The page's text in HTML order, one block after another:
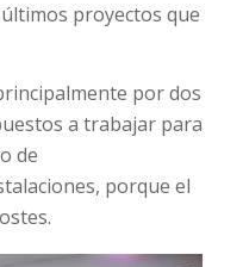
proyectos que
por dos
a trabajar para
de
porque el